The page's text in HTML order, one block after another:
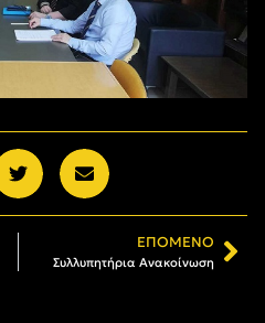
ΕΠΌΜΕΝΟ
Συλλυπητήρια Ανακοίνωση